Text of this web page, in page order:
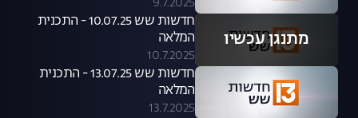
מתנגן עכשיו
חדשות שש 10.07.25 - התכנית
המלאה
10.7.2025
חדשות שש 13.07.25 - התכנית
המלאה
13.7.2025